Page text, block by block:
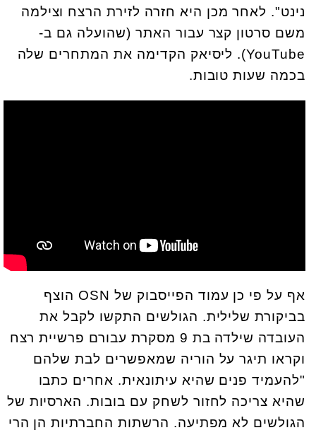
נינט". לאחר מכן היא חזרה לזירת הרצח וצילמה
משם סרטון קצר עבור האתר (שהועלה גם ב-
YouTube). ליסיאק הקדימה את המתחרים שלה
בכמה שעות טובות.
אף על פי כן עמוד הפייסבוק של OSN הוצף
בביקורת שלילית. הגולשים התקשו לקבל את
העובדה שילדה בת 9 מסקרת עבורם פרשיית רצח
וקראו תיגר על הוריה שמאפשרים לבת שלהם
"להעמיד פנים שהיא עיתונאית. אחרים כתבו
שהיא צריכה לחזור לשחק עם בובות. הארסיות של
הגולשים לא מפתיעה. הרשתות החברתיות הן הרי